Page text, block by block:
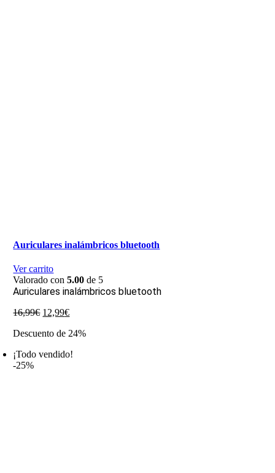
Auriculares inalámbricos bluetooth
Ver carrito
Valorado con5.00 de 5
Auriculares inalámbricos bluetooth
16,99€ El
original
16,99€.
12,99€El
actual
12,99€.
Descuento de 24%
¡Todo vendido!
-25%